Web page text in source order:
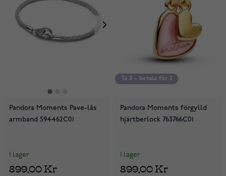
Pandora Moments Pave-lås
armband 594462C01
I lager
899,00 Kr
Ta 3 – betala för 2
Ta 3 – betala för 2
Pandora Moments förgylld
hjärtberlock 763766C01
I lager
899,00 Kr